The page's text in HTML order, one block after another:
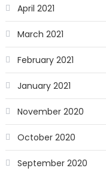
April 2021
March 2021
February 2021
January 2021
November 2020
October 2020
September 2020